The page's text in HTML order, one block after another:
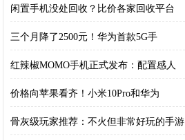
闲置手机没处回收？比价各家回收平台
三个月降了2500元！华为首款5G手
红辣椒MOMO手机正式发布：配置感人
价格向苹果看齐！小米10Pro和华为
骨灰级玩家推荐：不火但非常好玩的手游